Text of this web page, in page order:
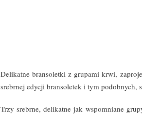
Delikatne bransoletki z grupami krwi,
srebrnej edycji bransoletek i tym podobnych,
Trzy srebrne, delikatne jak wspomniane